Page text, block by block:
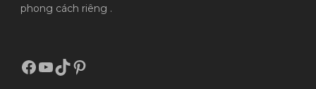
phong cách riêng .
Facebook
Youtube
TikTok
Pinterest